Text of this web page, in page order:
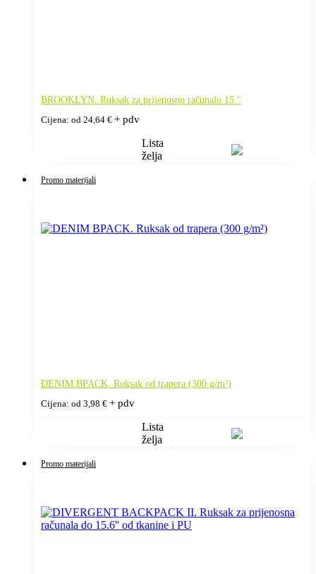
BROOKLYN. Ruksak za prijenosno računalo 15 ''
Cijena: od 24,64 € + pdv
Lista
želja
Promo materijali
DENIM BPACK. Ruksak od trapera (300 g/m²)
Cijena: od 3,98 € + pdv
Lista
želja
Promo materijali